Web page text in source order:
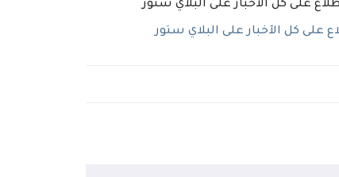
على كل الآخبار على البلاي ستور